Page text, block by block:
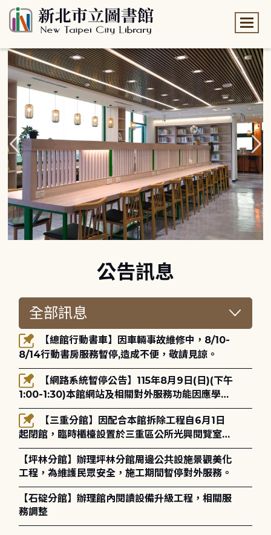
公告訊息
8/14行動書房服務暫停,造成不便，敬請見諒。
1:00-1:30)本館網站及相關對外服務功能因應學術
網路升級更新將暫停服務。
起閉館，臨時櫃檯設置於三重區公所光興閱覽室，
造成不便，敬請見諒。
【坪林分館】辦理坪林分館周邊公共設施景觀美化
工程，為維護民眾安全，施工期間暫停對外服務。
【石碇分館】辦理館內閱讀設備升級工程，相關服
務調整